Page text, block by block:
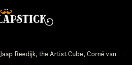
Jaap Reedijk, the Artist Cube, Corné van